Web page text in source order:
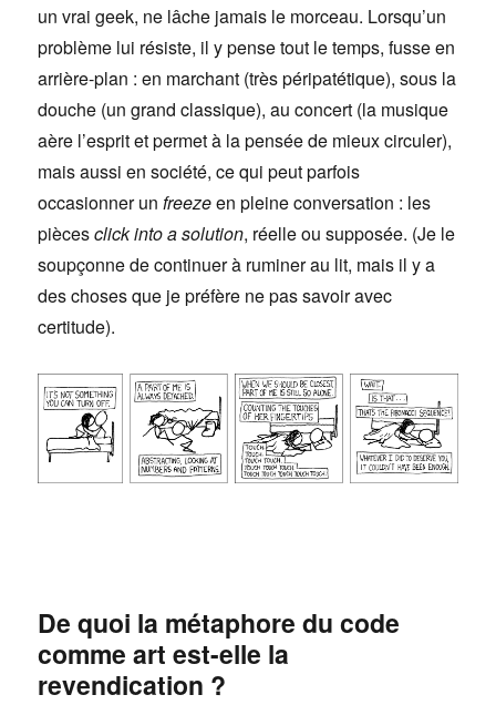
un vrai geek, ne lâche jamais le morceau. Lorsqu’un
problème lui résiste, il y pense tout le temps, fusse en
arrière-plan : en marchant (très péripatétique), sous la
douche (un grand classique), au concert (la musique
aère l’esprit et permet à la pensée de mieux circuler),
mais aussi en société, ce qui peut parfois
occasionner unfreezeen pleine conversation : les
piècesclick into a solution, réelle ou supposée. (Je le
soupçonne de continuer à ruminer au lit, mais il y a
des choses que je préfère ne pas savoir avec
certitude).
De quoi la métaphore du code
comme art est-elle la
revendication ?